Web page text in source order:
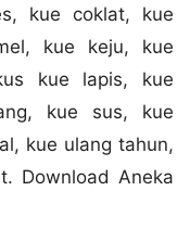
kue coklat, kue
kue keju, kue
kue lapis, kue
kue sus, kue
kue ulang tahun,
Download Aneka